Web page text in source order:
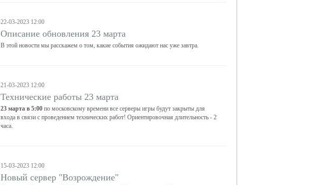
22-03-2023 12:00
Описание обновления 23 марта
В этой новости мы расскажем о том, какие события ожидают нас уже завтра.
21-03-2023 12:00
Технические работы 23 марта
23 марта в 5:00 по московскому времени все серверы игры будут закрыты для
входа в связи с проведением технических работ! Ориентировочная длительность - 2
часа.
15-03-2023 12:00
Новый сервер "Возрождение"